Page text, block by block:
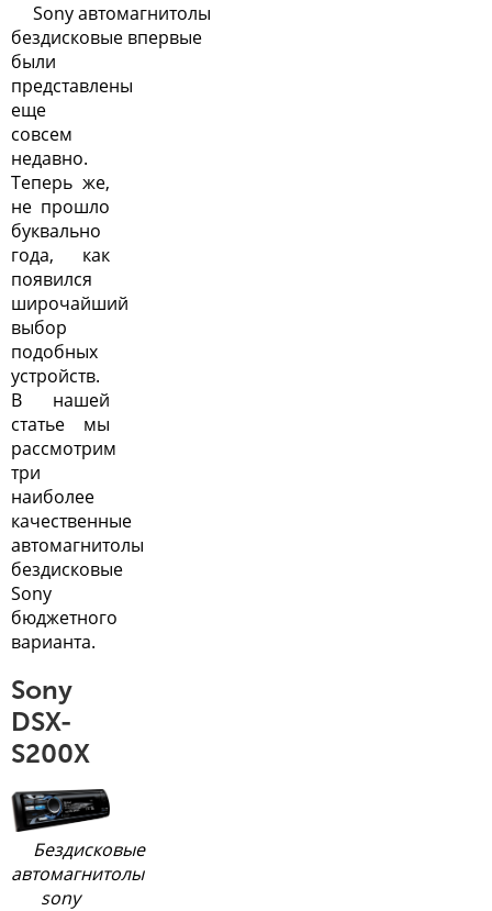
Sony автомагнитолы
бездисковые впервые
были
представлены
еще
совсем
недавно.
Теперь же,
не прошло
буквально
года, как
появился
широчайший
выбор
подобных
устройств.
В нашей
статье мы
рассмотрим
три
наиболее
качественные
автомагнитолы
бездисковые
Sony
бюджетного
варианта.
Sony
DSX-
S200X
Бездисковые
автомагнитолы
sony